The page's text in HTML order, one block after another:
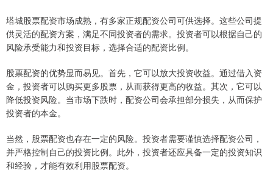
塔城股票配资市场成熟，有多家正规配资公司可供选择。这些公司提
供灵活的配资方案，满足不同投资者的需求。投资者可以根据自己的
风险承受能力和投资目标，选择合适的配资比例。
股票配资的优势显而易见。首先，它可以放大投资收益。通过借入资
金，投资者可以购买更多股票，从而获得更高的收益。其次，它可以
降低投资风险。当市场下跌时，配资公司会承担部分损失，从而保护
投资者的本金。
当然，股票配资也存在一定的风险。投资者需要谨慎选择配资公司，
并严格控制自己的投资比例。此外，投资者还应具备一定的投资知识
和经验，才能有效利用股票配资。